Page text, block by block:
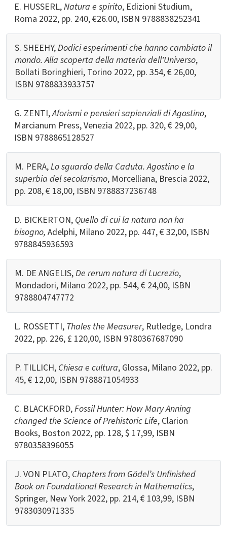
E. HUSSERL,Natura e spirito, Edizioni Studium,
Roma 2022, pp. 240, €26.00, ISBN 9788838252341
S. SHEEHY,Dodici esperimenti che hanno cambiato il
mondo. Alla scoperta della materia dell'Universo,
Bollati Boringhieri, Torino 2022, pp. 354, € 26,00,
ISBN 9788833933757
G. ZENTI,Aforismi e pensieri sapienziali di Agostino,
Marcianum Press, Venezia 2022, pp. 320, € 29,00,
ISBN 9788865128527
M. PERA,Lo sguardo della Caduta. Agostino e la
superbia del secolarismo, Morcelliana, Brescia 2022,
pp. 208, € 18,00, ISBN 9788837236748
D. BICKERTON, Quello di cui la natura non ha
bisogno, Adelphi, Milano 2022, pp. 447, € 32,00, ISBN
9788845936593
M. DE ANGELIS,De rerum natura di Lucrezio,
Mondadori, Milano 2022, pp. 544, € 24,00, ISBN
9788804747772
L. ROSSETTI, Thales the Measurer, Rutledge, Londra
2022, pp. 226, £ 120,00, ISBN 9780367687090
P. TILLICH, Chiesa e cultura, Glossa, Milano 2022, pp.
45, € 12,00, ISBN 9788871054933
C. BLACKFORD,Fossil Hunter: How Mary Anning
changed the Science of Prehistoric Life, Clarion
Books, Boston 2022, pp. 128,$ 17,99, ISBN
9780358396055
J. VON PLATO, Chapters from Gödel’s Unfinished
Book on Foundational Research in Mathematics,
Springer, New York 2022, pp. 214, € 103,99, ISBN
9783030971335